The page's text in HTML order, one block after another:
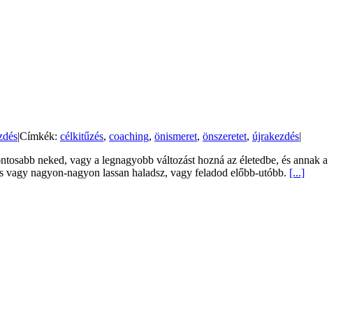
|Címkék: célkitűzés, coaching, önismeret, önszeretet, újrakezdés|
neked, vagy a legnagyobb változást hozná az életedbe, és annak a
nagyon-nagyon lassan haladsz, vagy feladod előbb-utóbb. [...]